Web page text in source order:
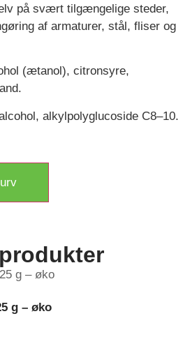
på svært tilgængelige steder,
af armaturer, stål, fliser og
(ætanol), citronsyre,
alkylpolyglucoside C8–10.
g – øko